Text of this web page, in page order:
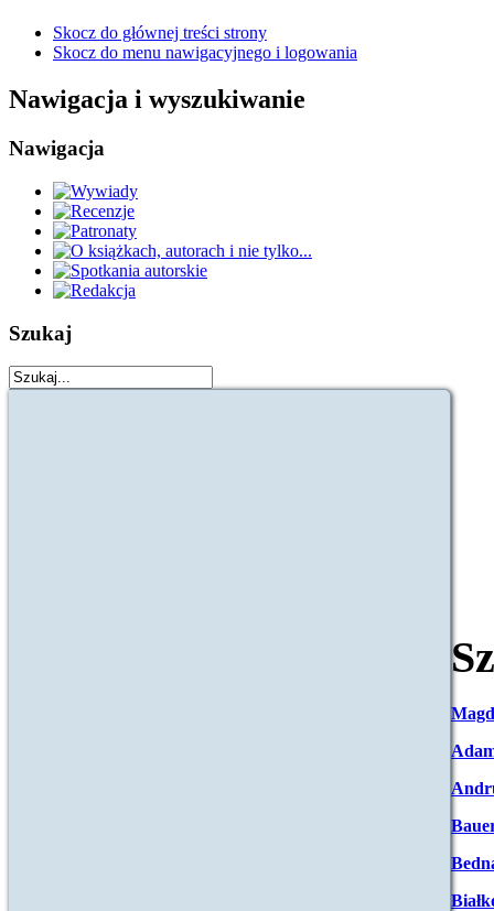
Skocz do głównej treści strony
Skocz do menu nawigacyjnego i logowania
Nawigacja i wyszukiwanie
Nawigacja
Szukaj